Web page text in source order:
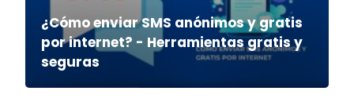
¿Cómo enviar SMS anónimos y gratis
por internet? - Herramientas gratis y
seguras